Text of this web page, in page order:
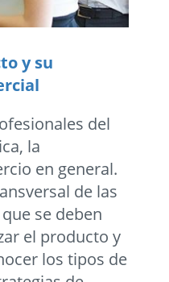
y su
del
la
en general.
de las
se deben
el producto y
los tipos de